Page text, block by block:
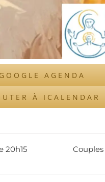
AGENDA
À ICALENDAR
20h15